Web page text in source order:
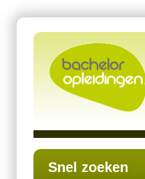
Snel zoeken